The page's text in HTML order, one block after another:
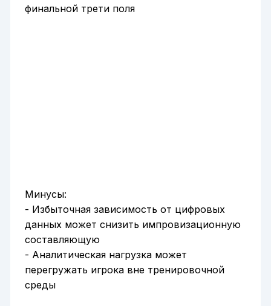
финальной трети поля
Минусы:
- Избыточная зависимость от цифровых
данных может снизить импровизационную
составляющую
- Аналитическая нагрузка может
перегружать игрока вне тренировочной
среды